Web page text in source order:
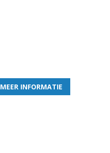
MEER INFORMATIE